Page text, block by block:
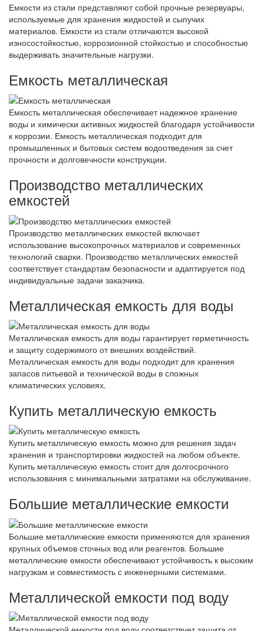
Емкости из стали представляют собой прочные резервуары,
используемые для хранения жидкостей и сыпучих
материалов. Емкости из стали отличаются высокой
износостойкостью, коррозионной стойкостью и способностью
выдерживать значительные нагрузки.
Емкость металлическая
Емкость металлическая обеспечивает надежное хранение
воды и химически активных жидкостей благодаря устойчивости
к коррозии. Емкость металлическая подходит для
промышленных и бытовых систем водоотведения за счет
прочности и долговечности конструкции.
Производство металлических
емкостей
Производство металлических емкостей включает
использование высокопрочных материалов и современных
технологий сварки. Производство металлических емкостей
соответствует стандартам безопасности и адаптируется под
индивидуальные задачи заказчика.
Металлическая емкость для воды
Металлическая емкость для воды гарантирует герметичность
и защиту содержимого от внешних воздействий.
Металлическая емкость для воды подходит для хранения
запасов питьевой и технической воды в сложных
климатических условиях.
Купить металлическую емкость
Купить металлическую емкость можно для решения задач
хранения и транспортировки жидкостей на любом объекте.
Купить металлическую емкость стоит для долгосрочного
использования с минимальными затратами на обслуживание.
Большие металлические емкости
Большие металлические емкости применяются для хранения
крупных объемов сточных вод или реагентов. Большие
металлические емкости обеспечивают устойчивость к высоким
нагрузкам и совместимость с инженерными системами.
Металлической емкости под воду